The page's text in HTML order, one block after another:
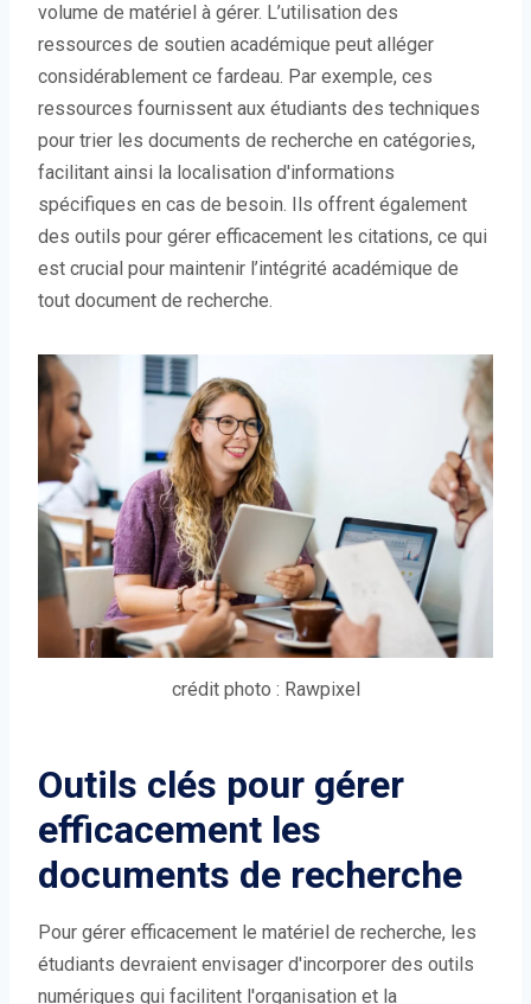
volume de matériel à gérer. L’utilisation des
ressources de soutien académique peut alléger
considérablement ce fardeau. Par exemple, ces
ressources fournissent aux étudiants des techniques
pour trier les documents de recherche en catégories,
facilitant ainsi la localisation d'informations
spécifiques en cas de besoin. Ils offrent également
des outils pour gérer efficacement les citations, ce qui
est crucial pour maintenir l’intégrité académique de
tout document de recherche.
crédit photo : Rawpixel
Outils clés pour gérer
efficacement les
documents de recherche
Pour gérer efficacement le matériel de recherche, les
étudiants devraient envisager d'incorporer des outils
numériques qui facilitent l'organisation et la